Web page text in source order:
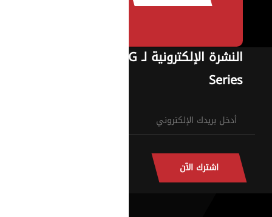
النشرة الإلكترونية لـ G
Series
اشترك الآن